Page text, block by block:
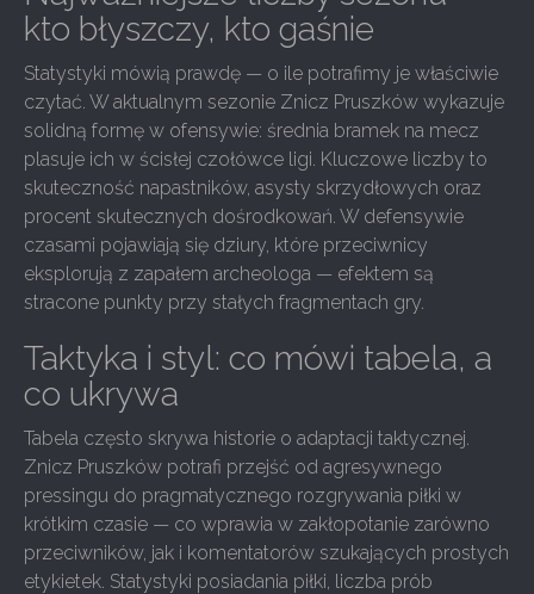
kto błyszczy, kto gaśnie
Statystyki mówią prawdę — o ile potrafimy je właściwie
czytać. W aktualnym sezonie Znicz Pruszków wykazuje
solidną formę w ofensywie: średnia bramek na mecz
plasuje ich w ścisłej czołówce ligi. Kluczowe liczby to
skuteczność napastników, asysty skrzydłowych oraz
procent skutecznych dośrodkowań. W defensywie
czasami pojawiają się dziury, które przeciwnicy
eksplorują z zapałem archeologa — efektem są
stracone punkty przy stałych fragmentach gry.
Taktyka i styl: co mówi tabela, a
co ukrywa
Tabela często skrywa historie o adaptacji taktycznej.
Znicz Pruszków potrafi przejść od agresywnego
pressingu do pragmatycznego rozgrywania piłki w
krótkim czasie — co wprawia w zakłopotanie zarówno
przeciwników, jak i komentatorów szukających prostych
etykietek. Statystyki posiadania piłki, liczba prób